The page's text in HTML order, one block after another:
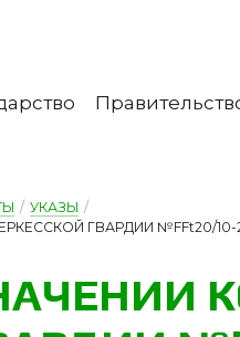
/ УКАЗЫ /
ГВАРДИИ №FFt20/10-